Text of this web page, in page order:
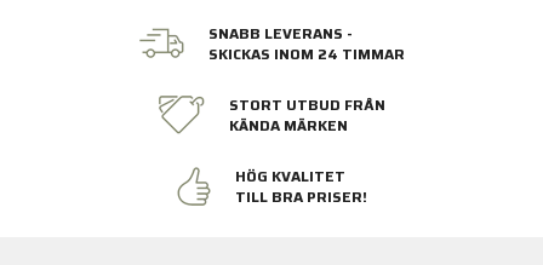
SNABB LEVERANS -
SKICKAS INOM 24 TIMMAR
STORT UTBUD FRÅN
KÄNDA MÄRKEN
HÖG KVALITET
TILL BRA PRISER!